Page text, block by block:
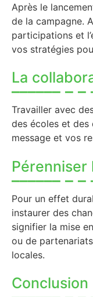
Après le
de la campagne.
participations et
vos stratégies
La
Travailler avec
des écoles et
message et vos
Pérenniser
Pour un effet
instaurer des
signifier la mise
ou de
locales.
Conclusion